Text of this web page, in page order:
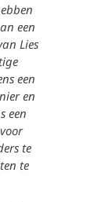
een
Lies
een
en
een
te
te